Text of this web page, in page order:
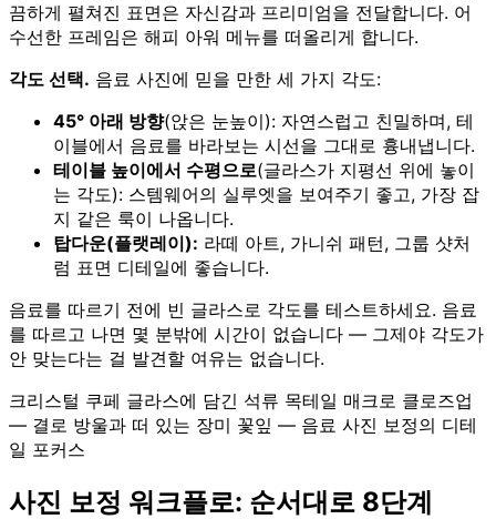
끔하게 펼쳐진 표면은 자신감과 프리미엄을 전달합니다. 어
수선한 프레임은 해피 아워 메뉴를 떠올리게 합니다.
각도 선택. 음료 사진에 믿을 만한 세 가지 각도:
45° 아래 방향(앉은 눈높이): 자연스럽고 친밀하며, 테
이블에서 음료를 바라보는 시선을 그대로 흉내냅니다.
테이블 높이에서 수평으로(글라스가 지평선 위에 놓이
는 각도): 스템웨어의 실루엣을 보여주기 좋고, 가장 잡
지 같은 룩이 나옵니다.
탑다운(플랫레이): 라떼 아트, 가니쉬 패턴, 그룹 샷처
럼 표면 디테일에 좋습니다.
음료를 따르기 전에 빈 글라스로 각도를 테스트하세요. 음료
를 따르고 나면 몇 분밖에 시간이 없습니다 — 그제야 각도가
안 맞는다는 걸 발견할 여유는 없습니다.
크리스털 쿠페 글라스에 담긴 석류 목테일 매크로 클로즈업
— 결로 방울과 떠 있는 장미 꽃잎 — 음료 사진 보정의 디테
일 포커스
사진 보정 워크플로: 순서대로 8단계